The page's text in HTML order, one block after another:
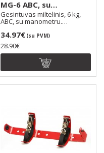
MG-6 ABC, su
manometru
Gesintuvas miltelinis, 6 kg,
ABC, su manometru.
34.97€ (su PVM)
28.90€